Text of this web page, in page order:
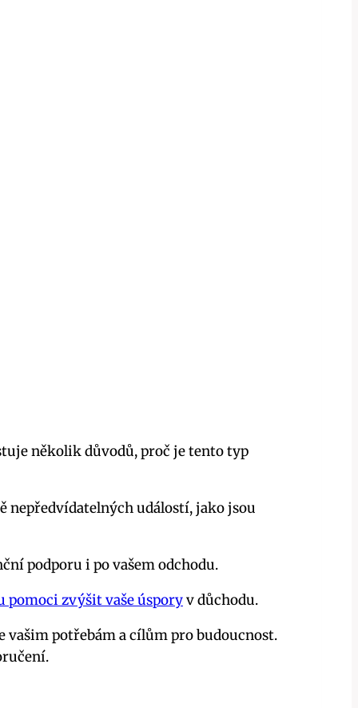
několik důvodů, proč je tento typ
událostí, jako jsou
podporu i po vašem odchodu.
pomoci zvýšit vaše úsporyv důchodu.
potřebám a cílům pro budoucnost.